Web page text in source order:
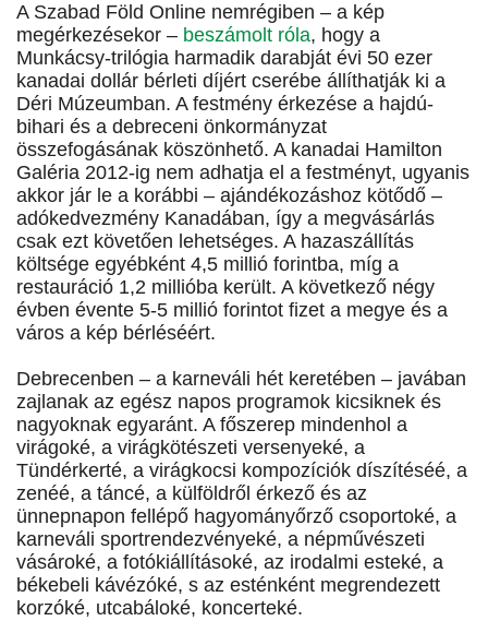
A Szabad Föld Online nemrégiben – a kép
megérkezésekor – beszámolt róla, hogy a
Munkácsy-trilógia harmadik darabját évi 50 ezer
kanadai dollár bérleti díjért cserébe állíthatják ki a
Déri Múzeumban. A festmény érkezése a hajdú-
bihari és a debreceni önkormányzat
összefogásának köszönhető. A kanadai Hamilton
Galéria 2012-ig nem adhatja el a festményt, ugyanis
akkor jár le a korábbi – ajándékozáshoz kötődő –
adókedvezmény Kanadában, így a megvásárlás
csak ezt követően lehetséges. A hazaszállítás
költsége egyébként 4,5 millió forintba, míg a
restauráció 1,2 millióba került. A következő négy
évben évente 5-5 millió forintot fizet a megye és a
város a kép bérléséért.
Debrecenben – a karneváli hét keretében – javában
zajlanak az egész napos programok kicsiknek és
nagyoknak egyaránt. A főszerep mindenhol a
virágoké, a virágkötészeti versenyeké, a
Tündérkerté, a virágkocsi kompozíciók díszítéséé, a
zenéé, a táncé, a külföldről érkező és az
ünnepnapon fellépő hagyományőrző csoportoké, a
karneváli sportrendezvényeké, a népművészeti
vásároké, a fotókiállításoké, az irodalmi esteké, a
békebeli kávézóké, s az esténként megrendezett
korzóké, utcabáloké, koncerteké.